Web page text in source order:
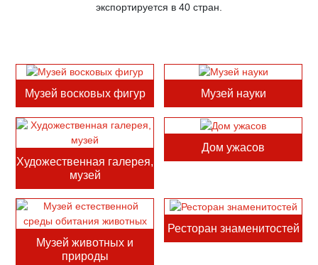
экспортируется в 40 стран.
Музей восковых фигур Музей науки
Художественная галерея,
музей
Дом ужасов
Музей животных и
природы
Ресторан знаменитостей